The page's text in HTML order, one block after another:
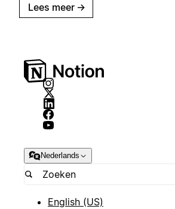
Lees meer →
Nederlands
English (US)